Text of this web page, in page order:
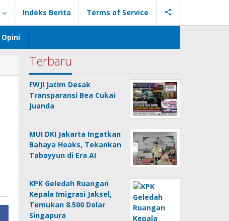
Indeks Berita Terms of Service
Opini
Terbaru
FWJI Jatim Desak
Transparansi Bea Cukai
Juanda
MUI DKI Jakarta Ingatkan
Bahaya Hoaks, Tekankan
Tabayyun di Era AI
KPK Geledah Ruangan
Kepala Imigrasi Jaksel,
Temukan 8.500 Dolar
Singapura